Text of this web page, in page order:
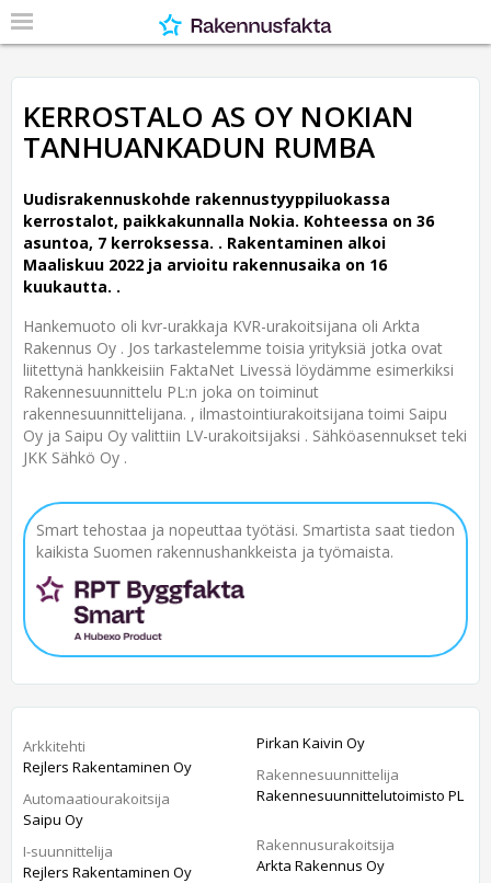
KERROSTALO AS OY NOKIAN
TANHUANKADUN RUMBA
Uudisrakennuskohde rakennustyyppiluokassa
kerrostalot, paikkakunnalla Nokia. Kohteessa on 36
asuntoa, 7 kerroksessa. . Rakentaminen alkoi
Maaliskuu 2022 ja arvioitu rakennusaika on 16
kuukautta. .
Hankemuoto oli kvr-urakkaja KVR-urakoitsijana oli Arkta
Rakennus Oy . Jos tarkastelemme toisia yrityksiä jotka ovat
liitettynä hankkeisiin FaktaNet Livessä löydämme esimerkiksi
Rakennesuunnittelu PL:n joka on toiminut
rakennesuunnittelijana. , ilmastointiurakoitsijana toimi Saipu
Oy ja Saipu Oy valittiin LV-urakoitsijaksi . Sähköasennukset teki
JKK Sähkö Oy .
Smart tehostaa ja nopeuttaa työtäsi. Smartista saat tiedon
kaikista Suomen rakennushankkeista ja työmaista.
Arkkitehti
Rejlers Rakentaminen Oy
Automaatiourakoitsija
Saipu Oy
I-suunnittelija
Rejlers Rakentaminen Oy
Pirkan Kaivin Oy
Rakennesuunnittelija
Rakennesuunnittelutoimisto PL
Rakennusurakoitsija
Arkta Rakennus Oy